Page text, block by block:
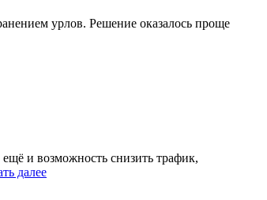
урлов. Решение оказалось проще
и возможность снизить трафик,
далее